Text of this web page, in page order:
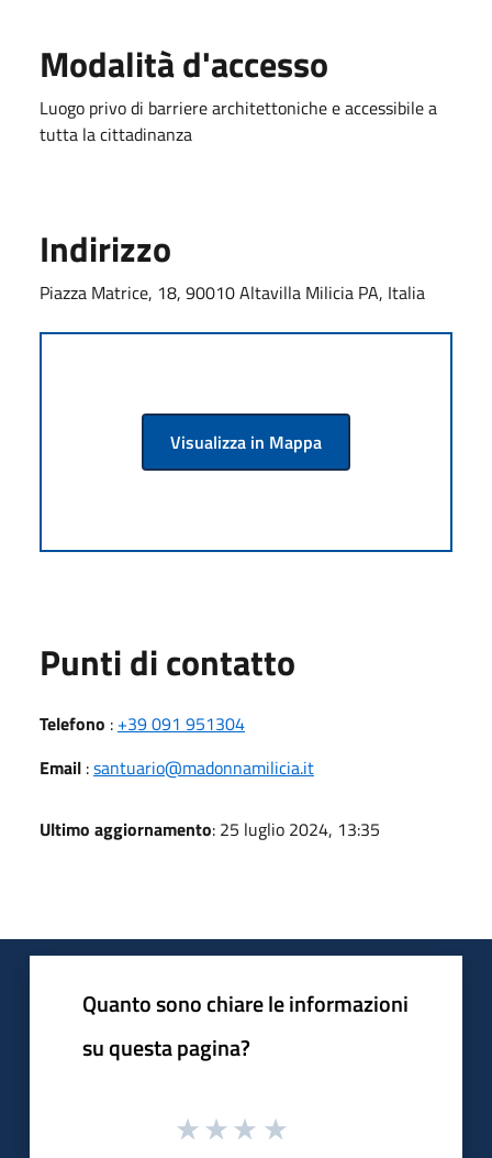
Modalità d'accesso
Luogo privo di barriere architettoniche e accessibile a
tutta la cittadinanza
Indirizzo
Piazza Matrice, 18, 90010 Altavilla Milicia PA, Italia
Visualizza in Mappa
Punti di contatto
Telefono : +39 091 951304
Email :santuario@madonnamilicia.it
Ultimo aggiornamento: 25 luglio 2024, 13:35
Quanto sono chiare le informazioni
su questa pagina?